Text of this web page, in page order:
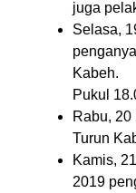
juga
Selasa,
Kabeh.
Pukul
Rabu, 20
Turun
Kamis,
2019